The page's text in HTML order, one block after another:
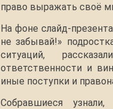
право выражать своё
На фоне слайд-
не забывай!»
ситуаций,
ответственности и
иные поступки и
Собравшиеся